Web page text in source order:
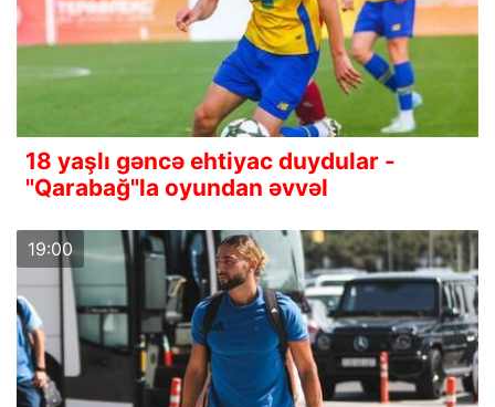
18 yaşlı gəncə ehtiyac duydular -
"Qarabağ"la oyundan əvvəl
19:00